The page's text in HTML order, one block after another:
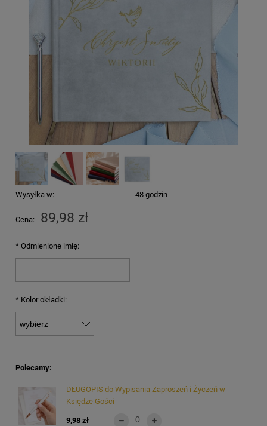
Wysyłka w: 48 godzin
Cena: 89,98 zł
* Odmienione imię:
* Kolor okładki:
Polecamy:
DŁUGOPIS do Wypisania Zaproszeń i Życzeń w
Księdze Gości
9,98 zł